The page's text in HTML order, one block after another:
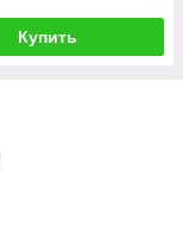
Купить